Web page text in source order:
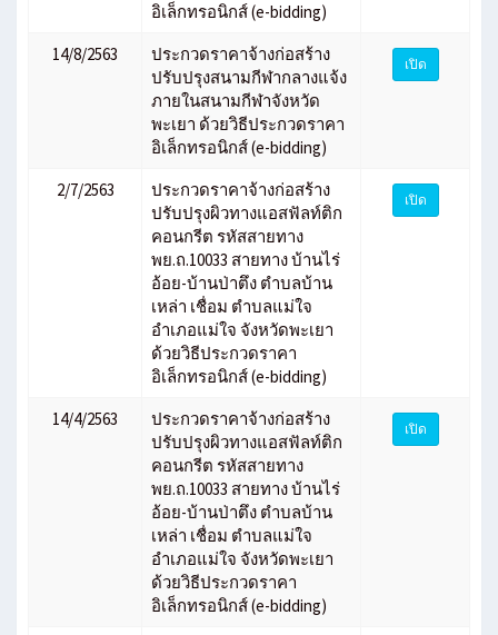
อิเล็กทรอนิกส์ (e-bidding)
14/8/2563
ประกวดราคาจ้างก่อสร้าง
ปรับปรุงสนามกีฬากลางแจ้ง
ภายในสนามกีฬาจังหวัด
พะเยา ด้วยวิธีประกวดราคา
อิเล็กทรอนิกส์ (e-bidding)
เปิด
2/7/2563
ประกวดราคาจ้างก่อสร้าง
ปรับปรุงผิวทางแอสฟัลท์ติก
คอนกรีต รหัสสายทาง
พย.ถ.10033 สายทาง บ้านไร่
อ้อย-บ้านป่าตึง ตำบลบ้าน
เหล่า เชื่อม ตำบลแม่ใจ
อำเภอแม่ใจ จังหวัดพะเยา
ด้วยวิธีประกวดราคา
อิเล็กทรอนิกส์ (e-bidding)
เปิด
14/4/2563
ประกวดราคาจ้างก่อสร้าง
ปรับปรุงผิวทางแอสฟัลท์ติก
คอนกรีต รหัสสายทาง
พย.ถ.10033 สายทาง บ้านไร่
อ้อย-บ้านป่าตึง ตำบลบ้าน
เหล่า เชื่อม ตำบลแม่ใจ
อำเภอแม่ใจ จังหวัดพะเยา
ด้วยวิธีประกวดราคา
อิเล็กทรอนิกส์ (e-bidding)
เปิด